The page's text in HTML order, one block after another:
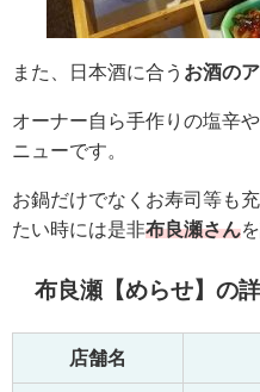
また、日本酒に合う お酒の
オーナー自ら手作りの塩辛
ニューです。
お鍋だけでなくお寿司等も
たい時には是非布良瀬さん
布良瀬【めらせ】の
店舗名